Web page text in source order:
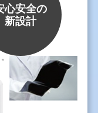
心安全の
新設計